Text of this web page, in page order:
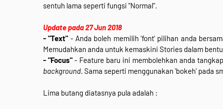
sentuh lama seperti fungsi "Normal".
Update pada 27 Jun 2018
- "Text" - Anda boleh memilih 'font' pilihan anda
Memudahkan anda untuk kemaskini Stories dalam
- "Focus"- Feature baru ini membolehkan anda
background. Sama seperti menggunakan 'bokeh' pada
Lima butang diatasnya pula adalah :